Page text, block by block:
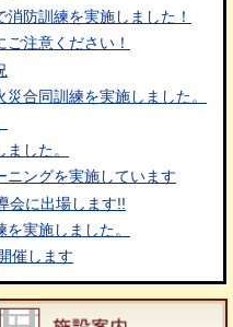
防訓練を実施しました！
注意ください！
合同訓練を実施しました。
した。
ニングを実施しています
会に出場します!!
実施しました。
催します